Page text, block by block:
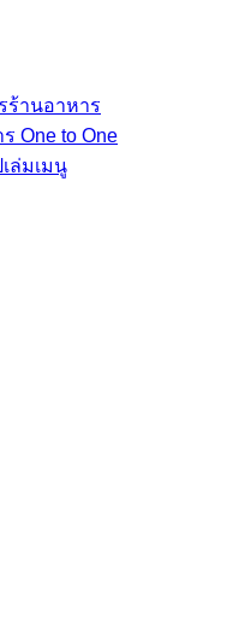
ร้านอาหาร
One to One
ล่มเมนู